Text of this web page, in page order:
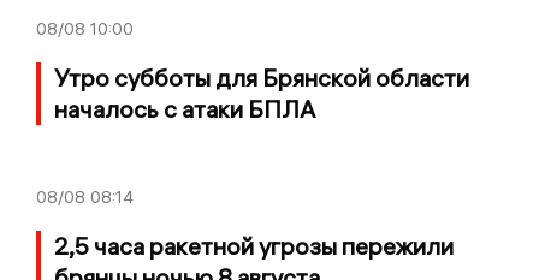
08/08 10:00
Утро субботы для Брянской области
началось с атаки БПЛА
08/08 08:14
2,5 часа ракетной угрозы пережили